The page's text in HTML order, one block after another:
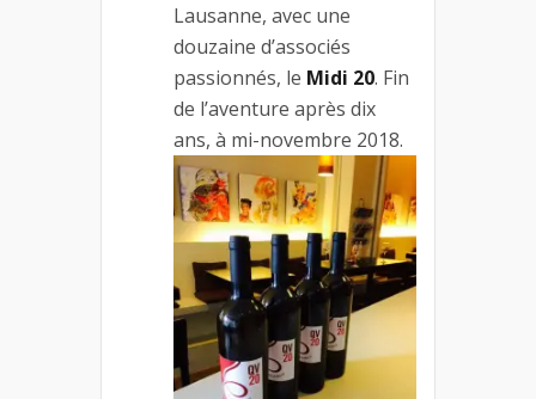
Lausanne, avec une
douzaine d’associés
passionnés, le Midi 20. Fin
de l’aventure après dix
ans, à mi-novembre 2018.